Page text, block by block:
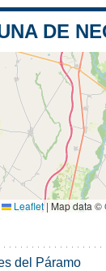
DE
Leaflet | Map data ©
del Páramo